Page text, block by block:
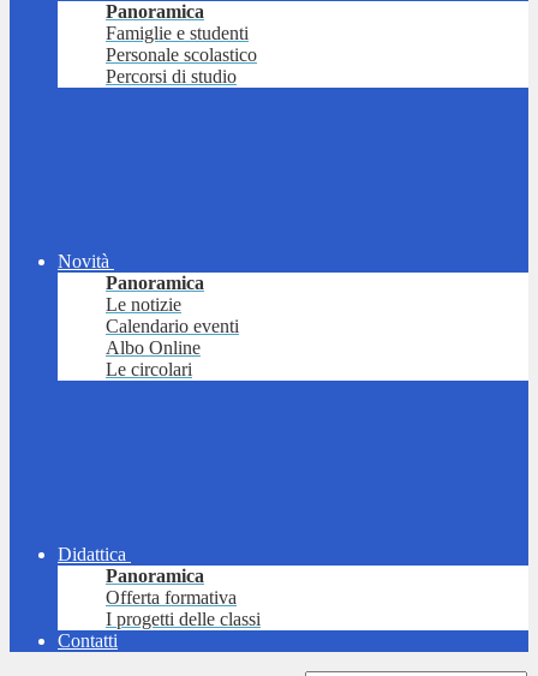
Panoramica
Famiglie e studenti
Personale scolastico
Percorsi di studio
Novità
Panoramica
Le notizie
Calendario eventi
Albo Online
Le circolari
Didattica
Panoramica
Offerta formativa
I progetti delle classi
Contatti